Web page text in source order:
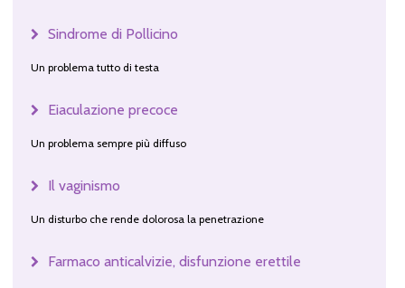
Sindrome di Pollicino
Un problema tutto di testa
Eiaculazione precoce
Un problema sempre più diffuso
Il vaginismo
Un disturbo che rende dolorosa la penetrazione
Farmaco anticalvizie, disfunzione erettile